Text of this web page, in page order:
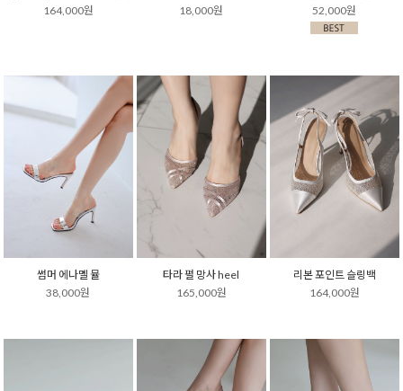
164,000원
18,000원
52,000원
썸머 에나멜 뮬
38,000원
타라 펄 망사 heel
165,000원
리본 포인트 슬링백
164,000원